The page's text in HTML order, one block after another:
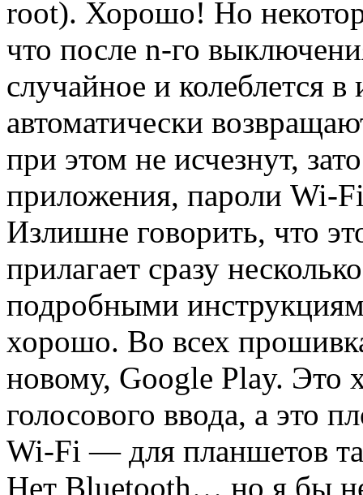
root). Хорошо! Но
что после n-го
случайное и колеблется
автоматически
при этом не исчезнут,
приложения, пароли Wi-
Излишне говорить, что
прилагает сразу
подробными
хорошо. Во всех
новому, Google Play. Это
голосового ввода, а это
Wi-Fi — для планшетов
Нет Bluetooth… но я бы